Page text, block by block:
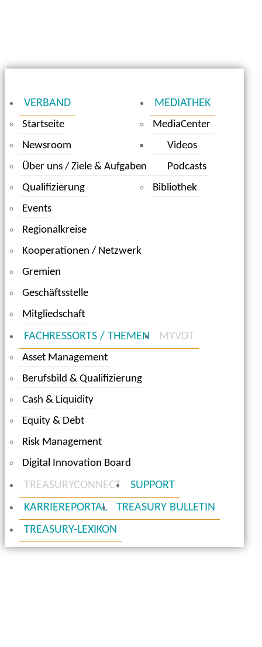
VERBAND
Startseite
Newsroom
Über uns / Ziele & Aufgaben
Qualifizierung
Events
Regionalkreise
Kooperationen / Netzwerk
Gremien
Geschäftsstelle
Mitgliedschaft
MEDIATHEK
MediaCenter
Videos
Podcasts
Bibliothek
FACHRESSORTS / THEMEN
Asset Management
Berufsbild & Qualifizierung
Cash & Liquidity
Equity & Debt
Risk Management
Digital Innovation Board
MYVDT
TREASURYCONNECT
SUPPORT
KARRIEREPORTAL
TREASURY BULLETIN
TREASURY-LEXIKON